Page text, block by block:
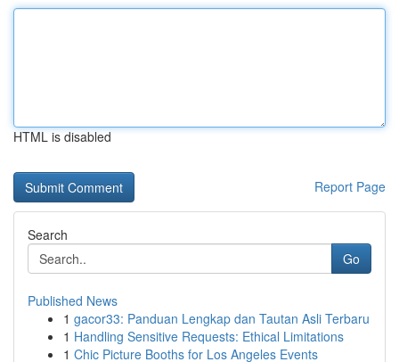
HTML is disabled
Report Page
Search
Go
Published News
1 gacor33: Panduan Lengkap dan Tautan Asli Terbaru
1 Handling Sensitive Requests: Ethical Limitations
1 Chic Picture Booths for Los Angeles Events